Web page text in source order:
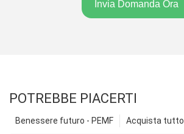
Invia Domanda Ora
POTREBBE PIACERTI
Acquista tutto
Benessere futuro - PEMF